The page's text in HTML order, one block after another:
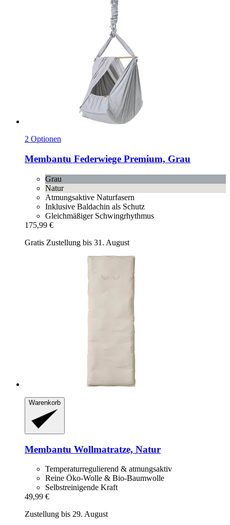
2 Optionen
Membantu Federwiege Premium, Grau
Grau
Natur
Atmungsaktive Naturfasern
Inklusive Baldachin als Schutz
Gleichmäßiger Schwingrhythmus
175,99 €
Gratis Zustellung bis 31. August
Warenkorb
Membantu Wollmatratze, Natur
Temperaturregulierend & atmungsaktiv
Reine Öko-Wolle & Bio-Baumwolle
Selbstreinigende Kraft
49,99 €
Zustellung bis 29. August